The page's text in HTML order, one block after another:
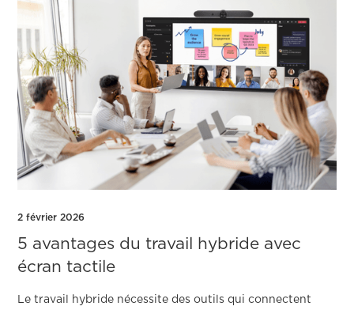
2 février 2026
5 avantages du travail hybride avec
écran tactile
Le travail hybride nécessite des outils qui connectent